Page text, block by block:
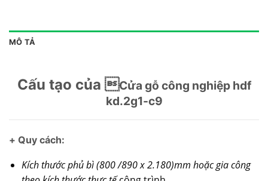
MÔ TẢ
Cấu tạo của Cửa gỗ công nghiệp hdf
kd.2g1-c9
+ Quy cách:
Kích thước phủ bì (800 /890 x 2.180)mm hoặc gia công